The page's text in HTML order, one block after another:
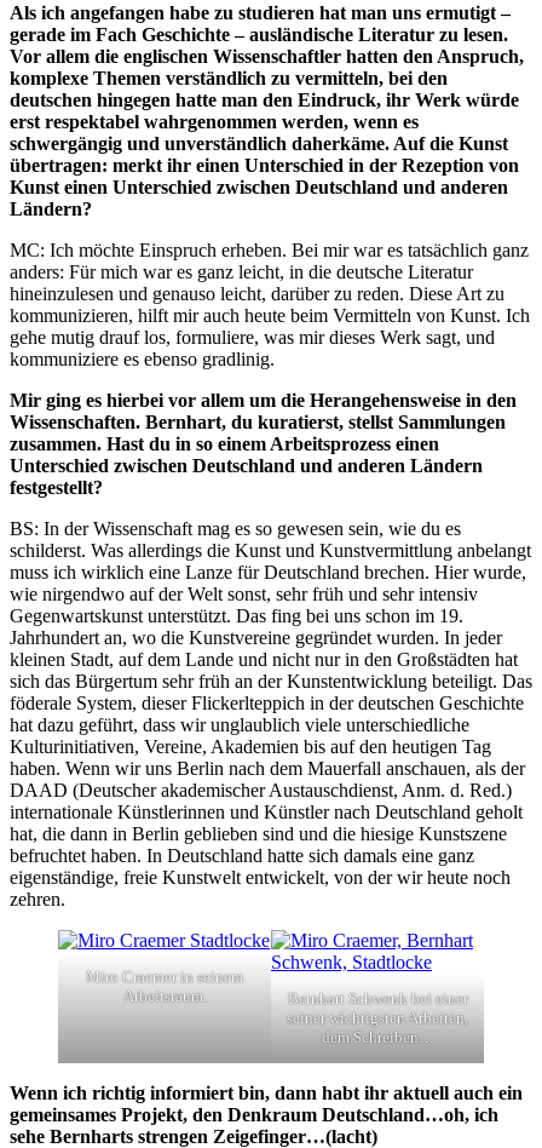
Als ich angefangen habe zu studieren hat man uns ermutigt –
gerade im Fach Geschichte – ausländische Literatur zu lesen.
Vor allem die englischen Wissenschaftler hatten den Anspruch,
komplexe Themen verständlich zu vermitteln, bei den
deutschen hingegen hatte man den Eindruck, ihr Werk würde
erst respektabel wahrgenommen werden, wenn es
schwergängig und unverständlich daherkäme. Auf die Kunst
übertragen: merkt ihr einen Unterschied in der Rezeption von
Kunst einen Unterschied zwischen Deutschland und anderen
Ländern?
MC: Ich möchte Einspruch erheben. Bei mir war es tatsächlich ganz
anders: Für mich war es ganz leicht, in die deutsche Literatur
hineinzulesen und genauso leicht, darüber zu reden. Diese Art zu
kommunizieren, hilft mir auch heute beim Vermitteln von Kunst. Ich
gehe mutig drauf los, formuliere, was mir dieses Werk sagt, und
kommuniziere es ebenso gradlinig.
Mir ging es hierbei vor allem um die Herangehensweise in den
Wissenschaften. Bernhart, du kuratierst, stellst Sammlungen
zusammen. Hast du in so einem Arbeitsprozess einen
Unterschied zwischen Deutschland und anderen Ländern
festgestellt?
BS: In der Wissenschaft mag es so gewesen sein, wie du es
schilderst. Was allerdings die Kunst und Kunstvermittlung anbelangt
muss ich wirklich eine Lanze für Deutschland brechen. Hier wurde,
wie nirgendwo auf der Welt sonst, sehr früh und sehr intensiv
Gegenwartskunst unterstützt. Das fing bei uns schon im 19.
Jahrhundert an, wo die Kunstvereine gegründet wurden. In jeder
kleinen Stadt, auf dem Lande und nicht nur in den Großstädten hat
sich das Bürgertum sehr früh an der Kunstentwicklung beteiligt. Das
föderale System, dieser Flickerlteppich in der deutschen Geschichte
hat dazu geführt, dass wir unglaublich viele unterschiedliche
Kulturinitiativen, Vereine, Akademien bis auf den heutigen Tag
haben. Wenn wir uns Berlin nach dem Mauerfall anschauen, als der
DAAD (Deutscher akademischer Austauschdienst, Anm. d. Red.)
internationale Künstlerinnen und Künstler nach Deutschland geholt
hat, die dann in Berlin geblieben sind und die hiesige Kunstszene
befruchtet haben. In Deutschland hatte sich damals eine ganz
eigenständige, freie Kunstwelt entwickelt, von der wir heute noch
zehren.
Miro Craemer in seinem
Arbeitsraum.
Bernhart Schwenk bei einer
seiner wichtigsten Arbeiten,
dem Schreiben…
Wenn ich richtig informiert bin, dann habt ihr aktuell auch ein
gemeinsames Projekt, den Denkraum Deutschland…oh, ich
sehe Bernharts strengen Zeigefinger…(lacht)